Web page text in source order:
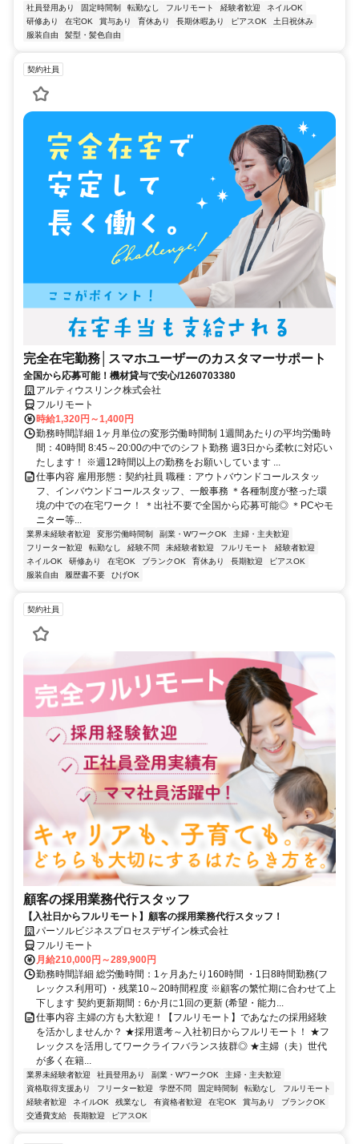
社員登用あり 固定時間制 転勤なし フルリモート 経験者歓迎
ネイルOK
研修あり
在宅OK 賞与あり 育休あり 長期休暇あり ピアスOK
土日祝休み
服装自由
髪型・髪色自由
契約社員
完全在宅勤務│スマホユーザーのカスタマーサポート
全国から応募可能！機材貸与で安心/1260703380
アルティウスリンク株式会社
フルリモート
時給1,320円～1,400円
勤務時間詳細 1ヶ月単位の変形労働時間制 1週間あたりの平均労働時
間：40時間 8:45～20:00の中でのシフト勤務 週3日から柔軟に対応い
たします！ ※週12時間以上の勤務をお願いしています ...
仕事内容 雇用形態：契約社員 職種：アウトバウンドコールスタッ
フ、インバウンドコールスタッフ、一般事務 ＊各種制度が整った環
境の中での在宅ワーク！ ＊出社不要で全国から応募可能◎ ＊PCやモ
ニター等...
業界未経験者歓迎 変形労働時間制 副業・WワークOK
主婦・主夫歓迎
フリーター歓迎
転勤なし 経験不問 未経験者歓迎 フルリモート
経験者歓迎
ネイルOK
研修あり 在宅OK ブランクOK 育休あり 長期歓迎
ピアスOK
服装自由
履歴書不要 ひげOK
契約社員
顧客の採用業務代行スタッフ
【入社日からフルリモート】顧客の採用業務代行スタッフ！
パーソルビジネスプロセスデザイン株式会社
フルリモート
月給210,000円～289,900円
勤務時間詳細 総労働時間：1ヶ月あたり160時間 ・1日8時間勤務(フ
レックス利用可) ・残業10～20時間程度 ※顧客の繁忙期に合わせて上
下します 契約更新期間：6か月に1回の更新 (希望・能力...
仕事内容 主婦の方も大歓迎！【フルリモート】であなたの採用経験
を活かしませんか？ ★採用選考～入社初日からフルリモート！ ★フ
レックスを活用してワークライフバランス抜群◎ ★主婦（夫）世代
が多く在籍...
業界未経験者歓迎 社員登用あり 副業・WワークOK
主婦・主夫歓迎
資格取得支援あり
フリーター歓迎 学歴不問 固定時間制 転勤なし
フルリモート
経験者歓迎
ネイルOK 残業なし 有資格者歓迎 在宅OK 賞与あり
ブランクOK
交通費支給
長期歓迎 ピアスOK